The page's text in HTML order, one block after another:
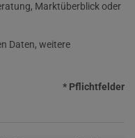
Marktüberblick oder
Daten, weitere
* Pflichtfelder